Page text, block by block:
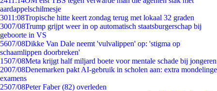
aardappelschilmesje
3011:08Tropische hitte keert zondag terug met lokaal 32 graden
3007/08Trump grijpt weer in op automatisch staatsburgerschap bij
geboorte in VS
5607/08Dikke Van Dale neemt 'vulvalippen' op: 'stigma op
schaamlippen doorbreken'
1507/08Meta krijgt half miljard boete voor mentale schade bij jongeren
2007/08Denemarken pakt AI-gebruik in scholen aan: extra mondelinge
examens
2507/08Peter Faber (82) overleden